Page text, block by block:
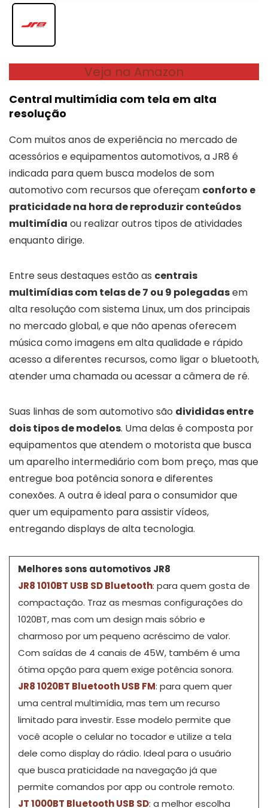
Veja na Amazon
Central multimídia com tela em alta
resolução
Com muitos anos de experiência no mercado de
acessórios e equipamentos automotivos, a JR8 é
indicada para quem busca modelos de som
automotivo com recursos que ofereçam conforto e
praticidade na hora de reproduzir conteúdos
multimídia ou realizar outros tipos de atividades
enquanto dirige.
Entre seus destaques estão as centrais
multimídias com telas de 7 ou 9 polegadasem
alta resolução com sistema Linux, um dos principais
no mercado global, e que não apenas oferecem
música como imagens em alta qualidade e rápido
acesso a diferentes recursos, como ligar o bluetooth,
atender uma chamada ou acessar a câmera de ré.
Suas linhas de som automotivo são divididas entre
dois tipos de modelos. Uma delas é composta por
equipamentos que atendem o motorista que busca
um aparelho intermediário com bom preço, mas que
entregue boa potência sonora e diferentes
conexões. A outra é ideal para o consumidor que
quer um equipamento para assistir vídeos,
entregando displays de alta tecnologia.
Melhores sons automotivos JR8
JR8 1010BT USB SD Bluetooth: para quem gosta de
compactação. Traz as mesmas configurações do
1020BT, mas com um design mais sóbrio e
charmoso por um pequeno acréscimo de valor.
Com saídas de 4 canais de 45W, também é uma
ótima opção para quem exige potência sonora.
JR8 1020BT Bluetooth USB FM: para quem quer
uma central multimídia, mas tem um recurso
limitado para investir. Esse modelo permite que
você acople o celular no tocador e utilize a tela
dele como display do rádio. Ideal para o usuário
que busca praticidade na navegação já que
permite comandos por app ou controle remoto.
JT 1000BT Bluetooth USB SD: a melhor escolha